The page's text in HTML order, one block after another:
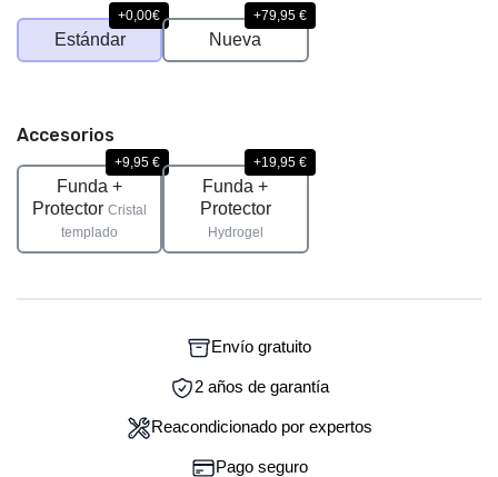
Estándar
+0,00€
Nueva
+79,95 €
Accesorios
Funda +
ProtectorCristal
templado
+9,95 €
Funda +
Protector
Hydrogel
+19,95 €
Envío gratuito
2 años de garantía
Reacondicionado por expertos
Pago seguro